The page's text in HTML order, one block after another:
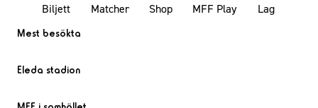
Biljett Matcher Shop MFF Play Lag
Mest besökta
Eleda stadion